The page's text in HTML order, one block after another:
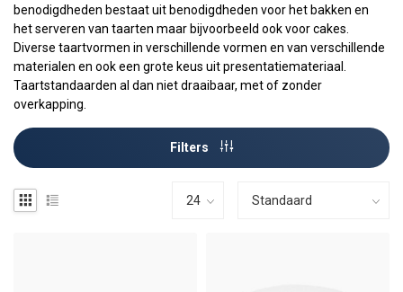
benodigdheden bestaat uit benodigdheden voor het bakken en
het serveren van taarten maar bijvoorbeeld ook voor cakes.
Diverse taartvormen in verschillende vormen en van verschillende
materialen en ook een grote keus uit presentatiemateriaal.
Taartstandaarden al dan niet draaibaar, met of zonder
overkapping.
Filters